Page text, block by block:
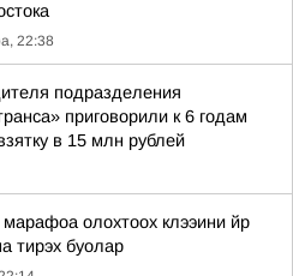
22:38
подразделения
приговорили к 6 годам
в 15 млн рублей
олохтоох клээини йр
тирэх буолар